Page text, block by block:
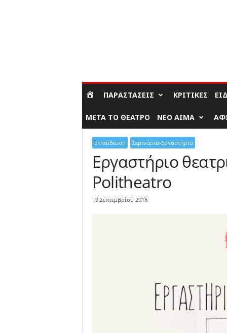
ΠΑΡΑΣΤΆΣΕΙΣ ΚΡΙΤΙΚΈΣ
ΜΕΤΆ ΤΟ ΘΈΑΤΡΟ ΝΈΟ ΑΊΜΑ
Εκπαίδευση Σεμινάρια-Εργαστήρια
Εργαστήριο
Politheatro
19 Σεπτεμβρίου 2018